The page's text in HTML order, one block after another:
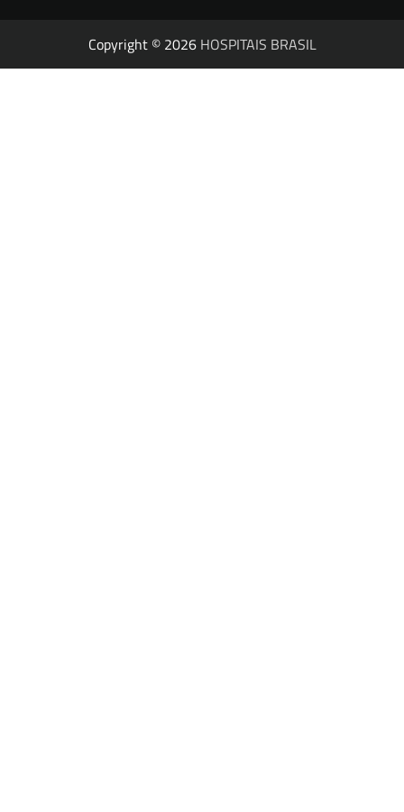
Copyright © 2026 HOSPITAIS BRASIL